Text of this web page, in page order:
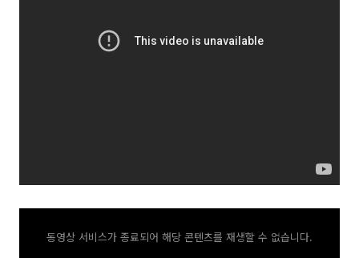
동영상 서비스가 종료되어 해당 콘텐츠를 재생할 수 없습니다.